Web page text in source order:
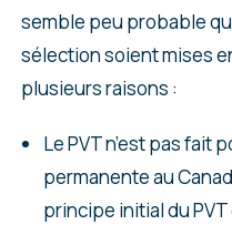
semble peu probable
sélection soient mises
plusieurs raisons :
Le PVT n’est pas fait
permanente au
principe initial du